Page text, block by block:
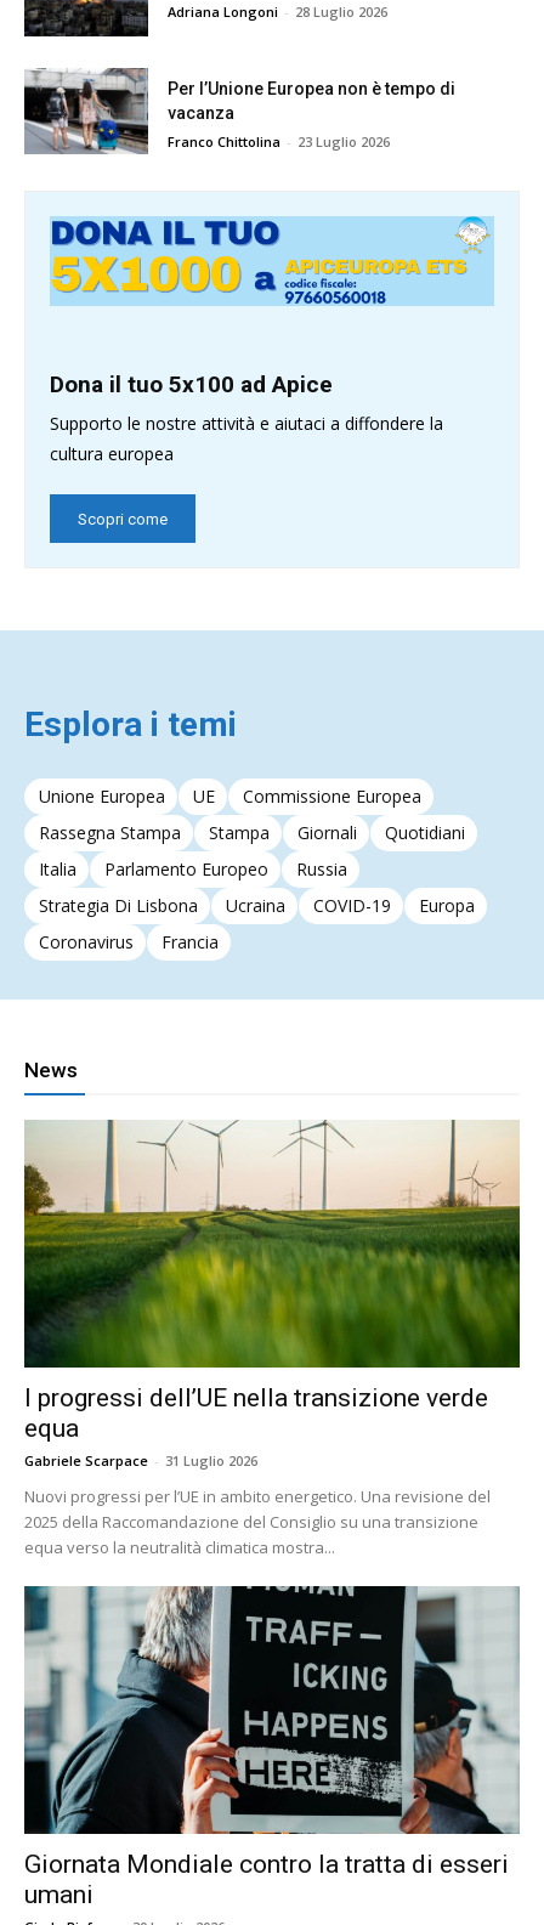
Adriana Longoni - 28 Luglio 2026
Per l’Unione Europea non è tempo di
vacanza
Franco Chittolina - 23 Luglio 2026
Dona il tuo 5x100 ad Apice
Supporto le nostre attività e aiutaci a diffondere la
cultura europea
Scopri come
Esplora i temi
Unione Europea UE
Commissione Europea
Rassegna Stampa
Stampa Giornali
Quotidiani
Italia
Parlamento Europeo
Russia
Strategia Di Lisbona
Ucraina COVID-19
Europa
Coronavirus
Francia
News
I progressi dell’UE nella transizione verde
equa
Gabriele Scarpace - 31 Luglio 2026
Nuovi progressi per l’UE in ambito energetico. Una revisione del
2025 della Raccomandazione del Consiglio su una transizione
equa verso la neutralità climatica mostra...
Giornata Mondiale contro la tratta di esseri
umani